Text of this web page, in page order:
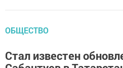
ОБЩЕСТВО
Стал известен